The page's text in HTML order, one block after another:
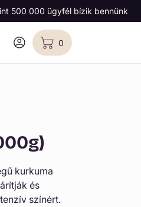
500 000 ügyfél bízik bennünk
Kosár
0
0
elem
kurkuma
és
színért.